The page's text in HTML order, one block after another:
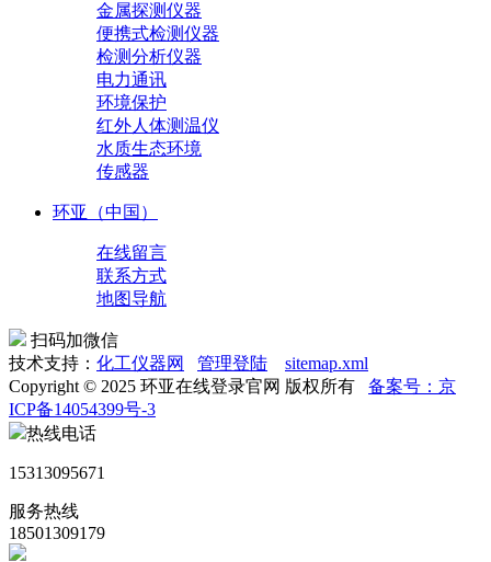
金属探测仪器
便携式检测仪器
检测分析仪器
电力通讯
环境保护
红外人体测温仪
水质生态环境
传感器
环亚（中国）
在线留言
联系方式
地图导航
扫码加微信
技术支持： 化工仪器网 管理登陆
sitemap.xml
Copyright © 2025 环亚在线登录官网 版权所有 备案号：京
ICP备14054399号-3
热线电话
15313095671
服务热线
18501309179